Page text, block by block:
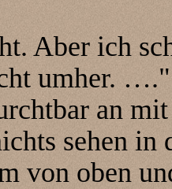
Aber ich
umher. …."
an
sehen in
von oben